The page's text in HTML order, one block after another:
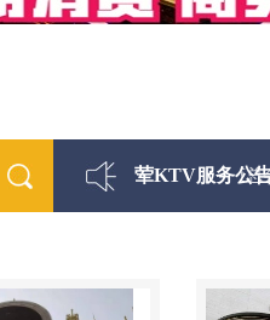
荤KTV服务公
最新荤KTV真空夜总会免费咨询